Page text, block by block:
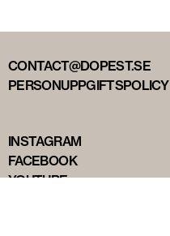
CONTACT@DOPEST.SE
PERSONUPPGIFTSPOLICY
INSTAGRAM
FACEBOOK
YOUTUBE